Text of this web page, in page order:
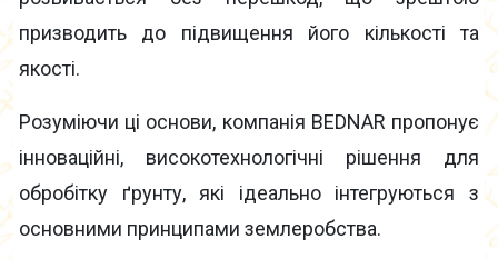
призводить до підвищення його кількості та
якості.
Розуміючи ці основи, компанія BEDNAR пропонує
інноваційні, високотехнологічні рішення для
обробітку ґрунту, які ідеально інтегруються з
основними принципами землеробства.